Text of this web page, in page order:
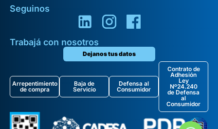
Seguinos
Trabajá con nosotros
Dejanos tus datos
Arrepentimiento
de compra
Baja de
Servicio
Defensa al
Consumidor
Contrato de
Adhesión
Ley
Nº24.240
de Defensa
al
Consumidor